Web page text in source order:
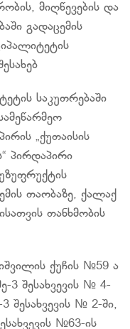
მიღწევების და
გადაცემის
საკუთრებაში
„ქუთაისის
პირდაპირი
თაობაზე, ქალაქ
თანხმობის
ქუჩის №59 ა
3 შესახვევის № 4-
3 შესახვევის № 2-ში,
№63-ის